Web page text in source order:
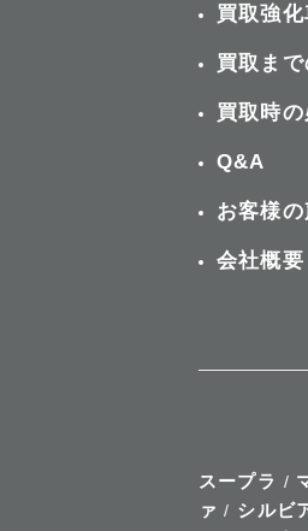
買取強
買取ま
買取時
Q&A
お客様の
会社概要
スープラ /
ァ / シルビ